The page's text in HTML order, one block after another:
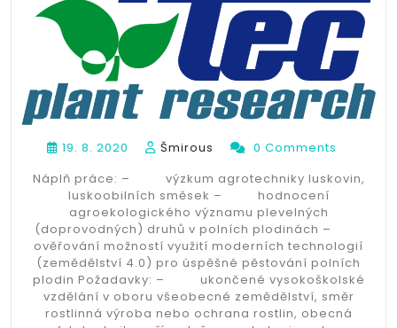
19. 8. 2020 Šmirous
0 Comments
Náplň práce: – výzkum agrotechniky luskovin,
luskoobilních směsek – hodnocení
agroekologického významu plevelných
(doprovodných) druhů v polních plodinách –
ověřování možností využití moderních technologií
(zemědělství 4.0) pro úspěšné pěstování polních
plodin Požadavky: – ukončené vysokoškolské
vzdělání v oboru všeobecné zemědělství, směr
rostlinná výroba nebo ochrana rostlin, obecná